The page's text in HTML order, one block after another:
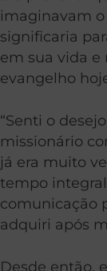
imaginavam
significaria
em sua vida
evangelho
“Senti o
missionário
já era muito
tempo
comunicação
adquiri após
Desde então,